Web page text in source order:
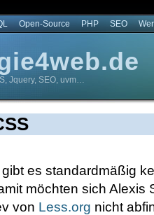
Open-Source PHP SEO
Jquery, SEO, uvm…
gibt es standardmäßig
möchten sich Alexis
von Less.org nicht